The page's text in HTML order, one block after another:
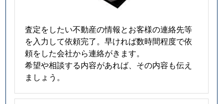
査定をしたい不動産の情報とお客様の連絡先等
を入力して依頼完了。早ければ数時間程度で依
頼をした会社から連絡がきます。
希望や相談する内容があれば、その内容も伝え
ましょう。